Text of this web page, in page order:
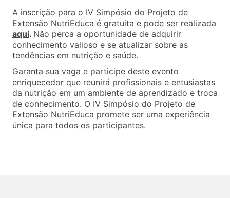
A inscrição para o IV Simpósio do Projeto de
Extensão NutriEduca é gratuita e pode ser realizada
aqui. Não perca a oportunidade de adquirir
conhecimento valioso e se atualizar sobre as
tendências em nutrição e saúde.
Garanta sua vaga e participe deste evento
enriquecedor que reunirá profissionais e entusiastas
da nutrição em um ambiente de aprendizado e troca
de conhecimento. O IV Simpósio do Projeto de
Extensão NutriEduca promete ser uma experiência
única para todos os participantes.